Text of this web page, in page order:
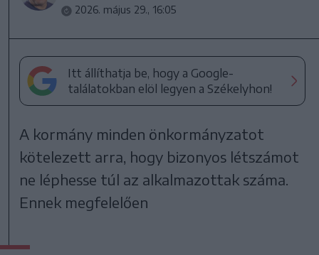
2026. május 29., 16:05
Itt állíthatja be, hogy a Google-
találatokban elöl legyen a Székelyhon!
A kormány minden önkormányzatot
kötelezett arra, hogy bizonyos létszámot
ne léphesse túl az alkalmazottak száma.
Ennek megfelelően